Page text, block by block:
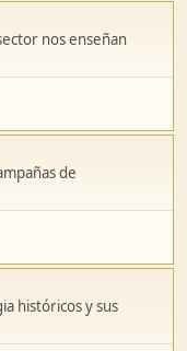
nos enseñan
de
históricos y sus